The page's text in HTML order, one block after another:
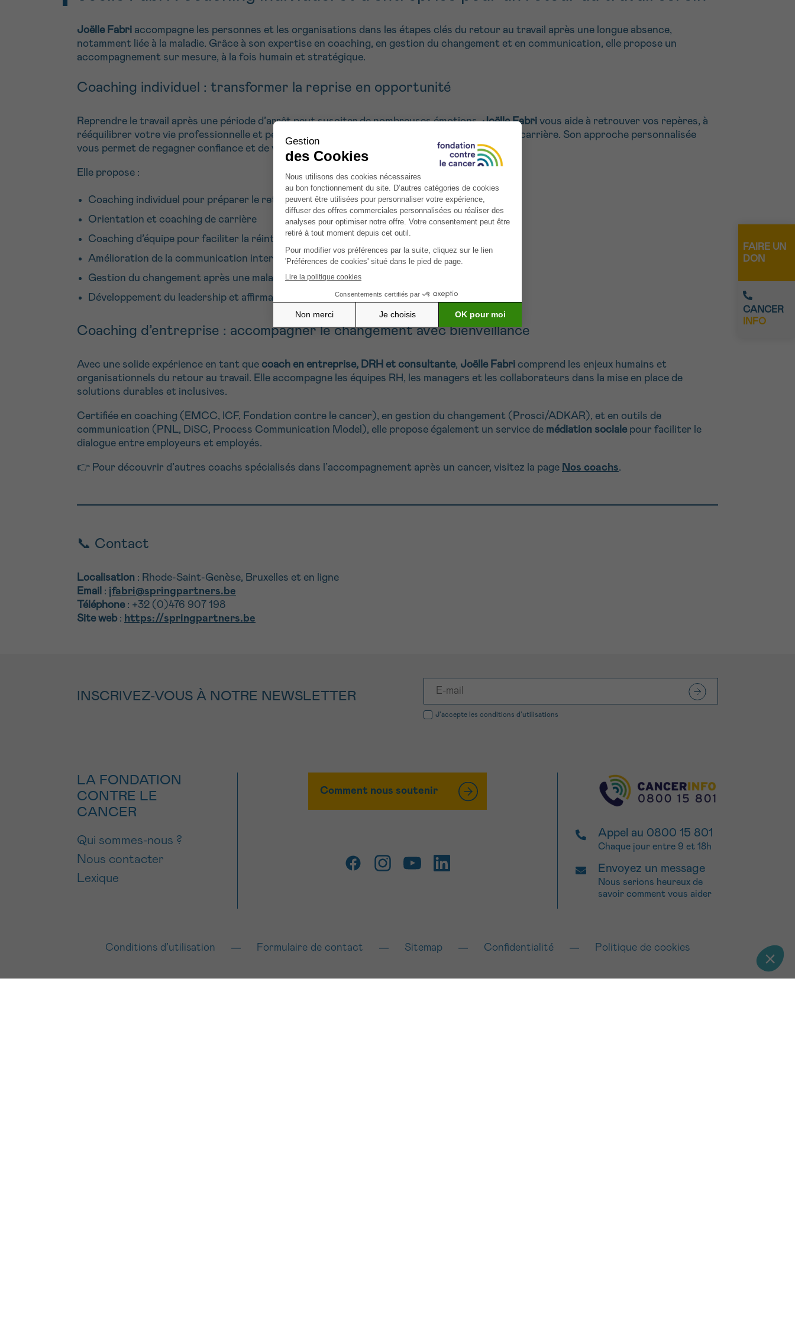
FAIRE UN
DON
CANCER
INFO
Joëlle Fabri accompagne les personnes et les organisations dans les étapes clés du retour au travail après une longue absence,
notamment liée à la maladie. Grâce à son expertise en coaching, en gestion du changement et en communication, elle propose un
accompagnement sur mesure, à la fois humain et stratégique.
Coaching individuel : transformer la reprise en opportunité
Reprendre le travail après une période d’arrêt peut susciter de nombreuses émotions.Joëlle Fabri vous aide à retrouver vos repères, à
rééquilibrer votre vie professionnelle et personnelle, et à envisager une nouvelle trajectoire de carrière. Son approche personnalisée
vous permet de regagner confiance et de valoriser vos compétences.
Elle propose :
Coaching individuel pour préparer le retour au travail
Orientation et coaching de carrière
Coaching d’équipe pour faciliter la réintégration
Amélioration de la communication interpersonnelle
Gestion du changement après une maladie
Développement du leadership et affirmation de soi
Coaching d’entreprise : accompagner le changement avec bienveillance
Avec une solide expérience en tant que coach en entreprise, DRH et consultante, Joëlle Fabri comprend les enjeux humains et
organisationnels du retour au travail. Elle accompagne les équipes RH, les managers et les collaborateurs dans la mise en place de
solutions durables et inclusives.
Certifiée en coaching (EMCC, ICF, Fondation contre le cancer), en gestion du changement (Prosci/ADKAR), et en outils de
communication (PNL, DiSC, Process Communication Model), elle propose également un service de médiation socialepour faciliter le
dialogue entre employeurs et employés.
👉 Pour découvrir d’autres coachs spécialisés dans l’accompagnement après un cancer, visitez la page Nos coachs.
📞 Contact
Localisation : Rhode-Saint-Genèse, Bruxelles et en ligne
Email
: jfabri@springpartners.be
Téléphone: +32 (0)476 907 198
Site web: https://springpartners.be
INSCRIVEZ-VOUS À NOTRE NEWSLETTER
J’accepte les conditions d’utilisations
LA FONDATION
CONTRE LE
CANCER
Qui sommes-nous ?
Nous contacter
Lexique
Comment nous soutenir
Appel au 0800 15 801
Chaque jour entre 9 et 18h
Envoyez un message
Nous serions heureux de
savoir comment vous aider
Conditions d’utilisation Formulaire de contact Sitemap Confidentialité Politique de cookies